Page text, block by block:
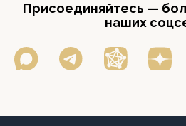
Присоединяйтесь —
наших